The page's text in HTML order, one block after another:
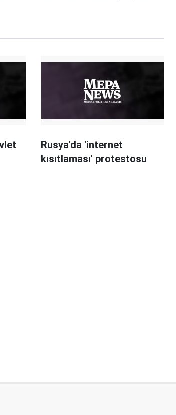
Rusya'da 'internet
kısıtlaması' protestosu